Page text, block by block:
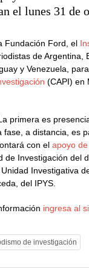
el lunes 31 de
Fundación Ford, el
de Argentina,
y Venezuela,
(CAPI) en
primera es
fase, a distancia, es
con elapoyo
de Investigación del
Investigativa
del IPYS.
ingresa al
de investigación